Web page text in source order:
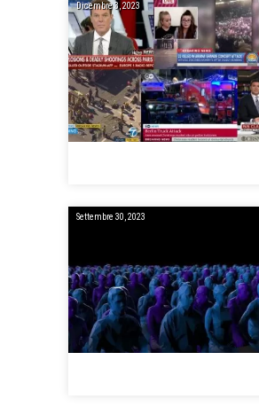
Dicembre 3, 2023
Settembre 30, 2023